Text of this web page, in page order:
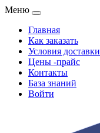
Меню
Главная
Как заказать
Условия доставки
Цены -прайс
Контакты
База знаний
Войти